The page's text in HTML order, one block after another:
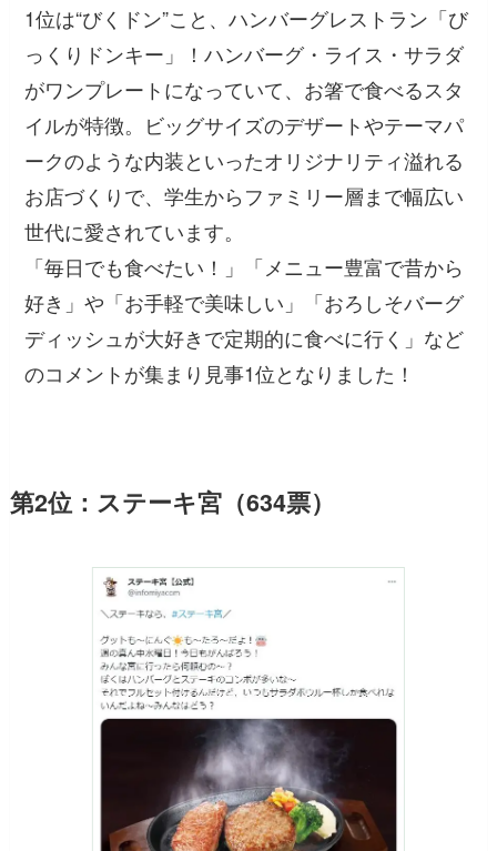
1位は“びくドン”こと、ハンバーグレストラン「び
っくりドンキー」！ハンバーグ・ライス・サラダ
がワンプレートになっていて、お箸で食べるスタ
イルが特徴。ビッグサイズのデザートやテーマパ
ークのような内装といったオリジナリティ溢れる
お店づくりで、学生からファミリー層まで幅広い
世代に愛されています。
「毎日でも食べたい！」「メニュー豊富で昔から
好き」や 「お手軽で美味しい」「おろしそバーグ
ディッシュが大好きで定期的に食べに行く」 など
のコメントが集まり見事1位となりました！
第2位：ステーキ宮（634票）